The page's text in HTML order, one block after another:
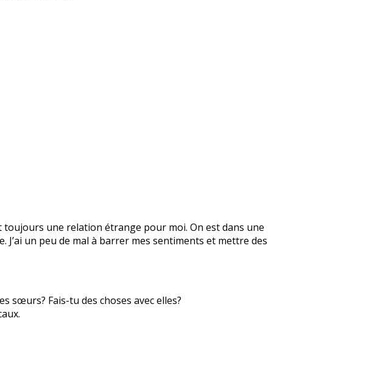
toujours une relation étrange pour moi. On est dans une
un peu de mal à barrer mes sentiments et mettre des
sœurs? Fais-tu des choses avec elles?